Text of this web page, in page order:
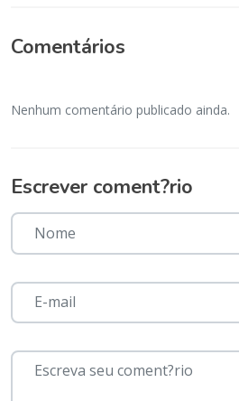
Comentários
Nenhum comentário publicado ainda.
Escrever coment?rio